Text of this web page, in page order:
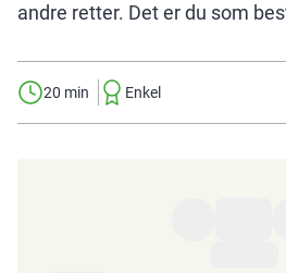
andre retter. Det er du som
20 min Enkel